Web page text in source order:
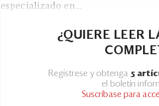
especializado en...
¿QUIERE LEER
Regístrese y obtenga 5
el boletín
Suscríbase para